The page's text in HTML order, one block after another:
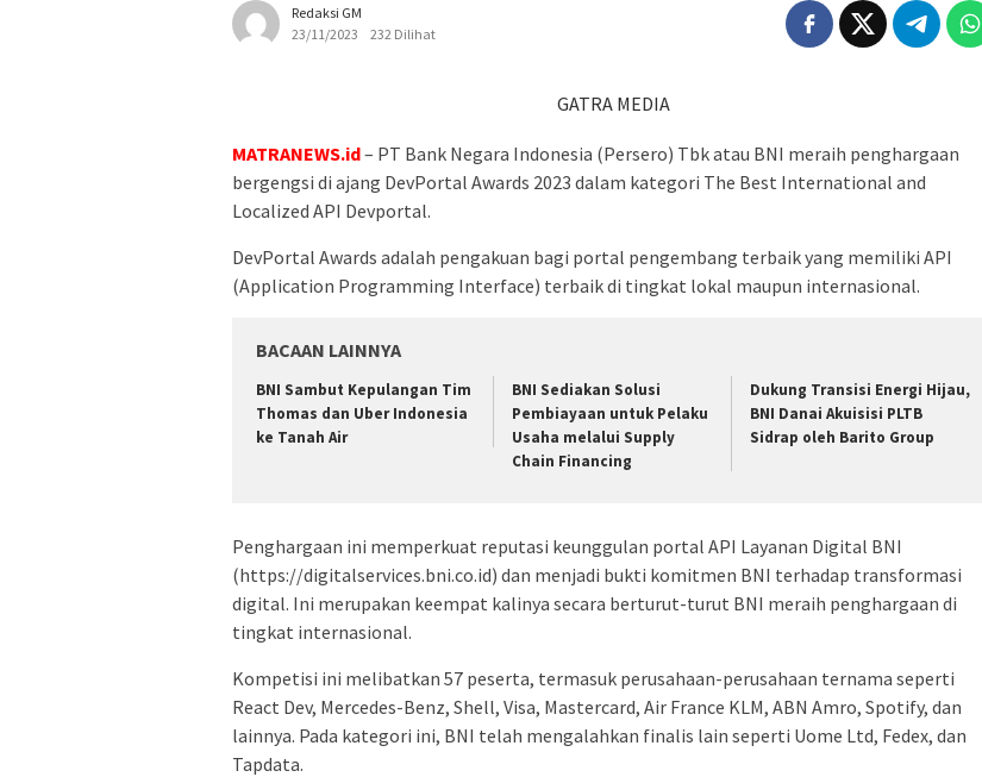
Redaksi GM
23/11/2023
232 Dilihat
GATRA MEDIA
MATRANEWS.id– PT Bank Negara Indonesia (Persero) Tbk atau BNI meraih penghargaan
bergengsi di ajang DevPortal Awards 2023 dalam kategori The Best International and
Localized API Devportal.
DevPortal Awards adalah pengakuan bagi portal pengembang terbaik yang memiliki API
(Application Programming Interface) terbaik di tingkat lokal maupun internasional.
BACAAN LAINNYA
BNI Sambut Kepulangan Tim
Thomas dan Uber Indonesia
ke Tanah Air
BNI Sediakan Solusi
Pembiayaan untuk Pelaku
Usaha melalui Supply
Chain Financing
Dukung Transisi Energi Hijau,
BNI Danai Akuisisi PLTB
Sidrap oleh Barito Group
Penghargaan ini memperkuat reputasi keunggulan portal API Layanan Digital BNI
(https://digitalservices.bni.co.id) dan menjadi bukti komitmen BNI terhadap transformasi
digital. Ini merupakan keempat kalinya secara berturut-turut BNI meraih penghargaan di
tingkat internasional.
Kompetisi ini melibatkan 57 peserta, termasuk perusahaan-perusahaan ternama seperti
React Dev, Mercedes-Benz, Shell, Visa, Mastercard, Air France KLM, ABN Amro, Spotify, dan
lainnya. Pada kategori ini, BNI telah mengalahkan finalis lain seperti Uome Ltd, Fedex, dan
Tapdata.